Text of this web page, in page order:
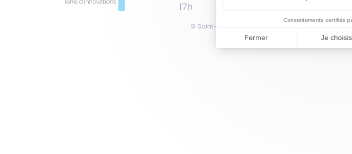
17h
© Saint-Quentin-en-Yvelines — Tous droits